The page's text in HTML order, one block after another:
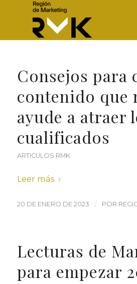
Consejos para
contenido que
ayude a atraer
cualificados
ARTICULOS RMK
Leer más
20 DE ENERO DE 2023 / POR
Lecturas de
para empezar